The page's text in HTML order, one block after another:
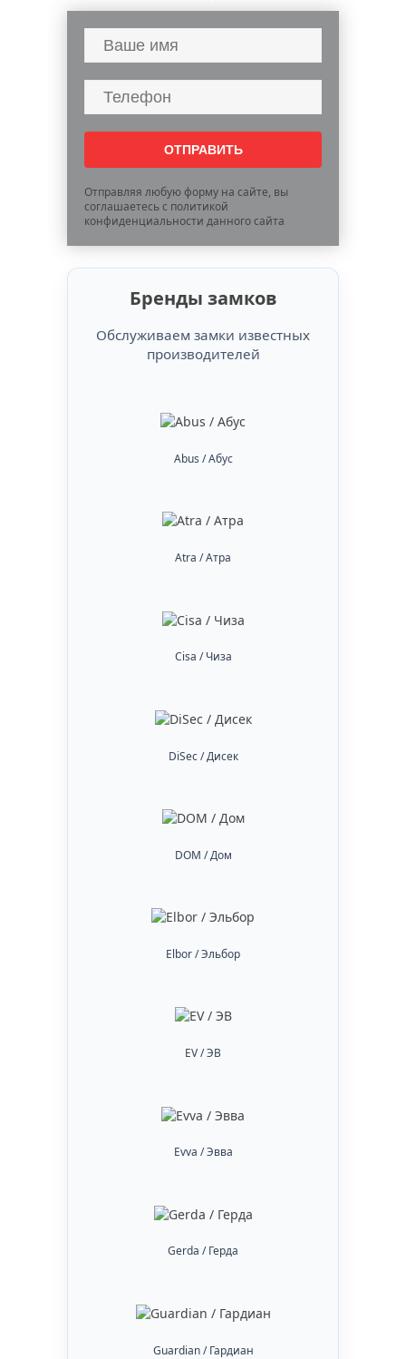
Отправляя любую форму на сайте, вы
соглашаетесь с политикой
конфиденциальности данного сайта
Бренды замков
Обслуживаем замки известных
производителей
Abus / Абус
Atra / Атра
Cisa / Чиза
DiSec / Дисек
DOM / Дом
Elbor / Эльбор
EV / ЭВ
Evva / Эвва
Gerda / Герда
Guardian / Гардиан